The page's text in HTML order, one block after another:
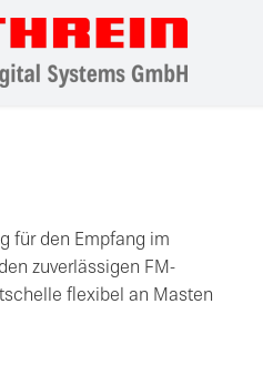
für den Empfang im
zuverlässigen FM-
flexibel an Masten